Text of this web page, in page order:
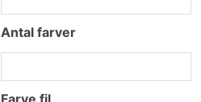
Antal farver
Farve fil